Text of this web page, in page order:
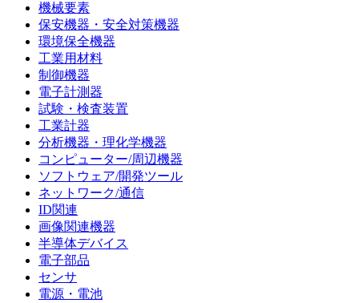
機械要素
保安機器・安全対策機器
環境保全機器
工業用材料
制御機器
電子計測器
試験・検査装置
工業計器
分析機器・理化学機器
コンピューター/周辺機器
ソフトウェア/開発ツール
ネットワーク/通信
ID関連
画像関連機器
半導体デバイス
電子部品
センサ
電源・電池